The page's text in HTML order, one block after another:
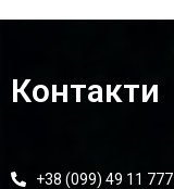
Контакти
+38 (099) 49 11 777